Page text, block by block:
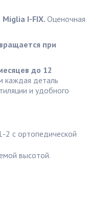
I-FIX.Оценочная
при
до 12
каждая деталь
и удобного
2 с ортопедической
высотой.